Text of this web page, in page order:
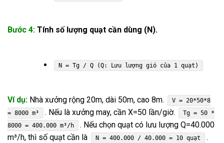
Bước 4: Tính số lượng quạt cần dùng (N).
N = Tg / Q (Q: Lưu lượng gió của 1 quạt)
Ví dụ: Nhà xưởng rộng 20m, dài 50m, cao 8m.
V = 20*50*8
= 8000 m³
. Nếu là xưởng may, cần X=50 lần/giờ.
Tg = 50 *
8000 = 400.000 m³/h
. Nếu chọn quạt có lưu lượng Q=40.000
m³/h, thì số quạt cần là
N = 400.000 / 40.000 = 10 quạt .